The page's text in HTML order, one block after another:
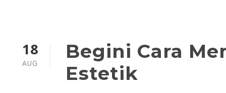
18
AUG
Begini Cara
Estetik